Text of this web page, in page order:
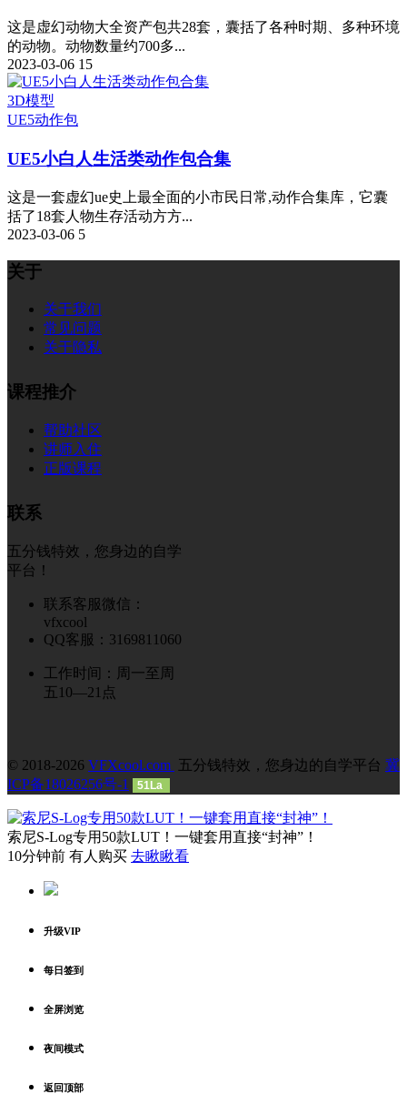
这是虚幻动物大全资产包共28套，囊括了各种时期、多种环境
的动物。动物数量约700多...
2023-03-06 15
3D模型
UE5动作包
UE5小白人生活类动作包合集
这是一套虚幻ue史上最全面的小市民日常,动作合集库，它囊
括了18套人物生存活动方方...
2023-03-06 5
关于
关于我们
常见问题
关于隐私
课程推介
帮助社区
讲师入住
正版课程
联系
五分钱特效，您身边的自学
平台！
联系客服微信：
vfxcool
QQ客服：3169811060
工作时间：周一至周
五10—21点
© 2018-2026 VFXcool.com 五分钱特效，您身边的自学平台 冀
ICP备18026256号-1
51La
索尼S-Log专用50款LUT！一键套用直接“封神”！
10分钟前 有人购买 去瞅瞅看
升级VIP
每日签到
全屏浏览
夜间模式
返回顶部